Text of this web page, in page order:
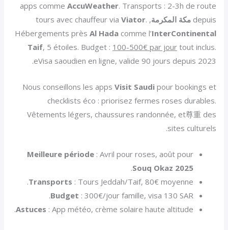
apps comme AccuWeather. Transports : 2-3h de route
depuis مكة المكرمة, tours avec chauffeur via
Viator.
Hébergements près Al Hadacomme l’InterContinental
Taif, 5 étoiles. Budget : 100-500€ par jourtout inclus.
eVisa saoudien en ligne, valide 90 jours depuis 2023.
Nous conseillons les apps Visit Saudipour bookings et
checklists éco : priorisez fermes roses durables.
Vêtements légers, chaussures randonnée, et尊重 des
sites culturels.
Meilleure période: Avril pour roses, août pour
Souq Okaz 2025
.
Transports : Tours Jeddah/Taif, 80€ moyenne.
Budget : 300€/jour famille, visa 130 SAR.
Astuces : App météo, crème solaire haute altitude.